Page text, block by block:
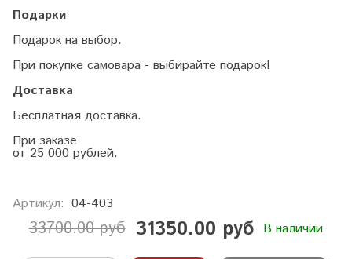
Подарки
Подарок на выбор.
При покупке самовара - выбирайте подарок!
Доставка
Бесплатная доставка.
При заказе
от 25 000 рублей.
Артикул: 04-403
33700.00 руб 31350.00 руб В наличии